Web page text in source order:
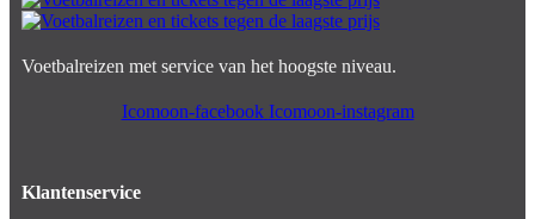
Voetbalreizen met service van het hoogste niveau.
Icomoon-facebook Icomoon-instagram
Klantenservice